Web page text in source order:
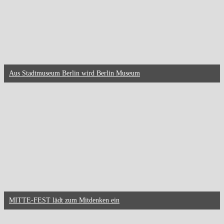
Aus Stadtmuseum Berlin wird Berlin Museum
MITTE-FEST lädt zum Mitdenken ein